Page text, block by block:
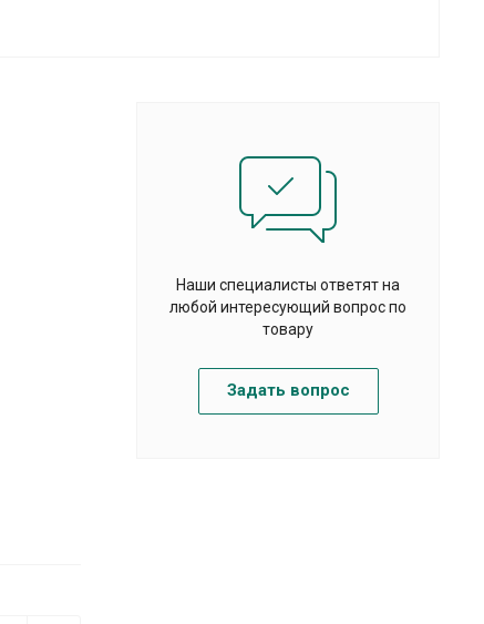
Наши специалисты ответят на
любой интересующий вопрос по
товару
Задать вопрос